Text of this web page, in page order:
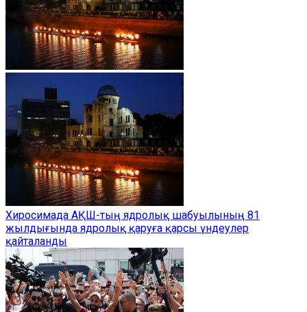
Хиросимада АҚШ-тың ядролық шабуылының 81
жылдығында ядролық қаруға қарсы үндеулер
қайталанды